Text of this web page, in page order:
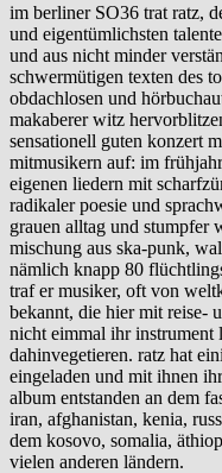
im berliner SO36 trat ratz,
und eigentümlichsten
und aus nicht minder
schwermütigen texten des
obdachlosen und
makaberer witz
sensationell guten konzert
mitmusikern auf: im
eigenen liedern mit
radikaler poesie und
grauen alltag und stumpfer
mischung aus ska-punk,
nämlich knapp 80
traf er musiker, oft von
bekannt, die hier mit reise-
nicht eimmal ihr instrument
dahinvegetieren. ratz hat
eingeladen und mit ihnen
album entstanden an dem
iran, afghanistan, kenia,
dem kosovo, somalia,
vielen anderen ländern.